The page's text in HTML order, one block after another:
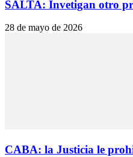
SALTA: Invetigan otro
28 de mayo de 2026
CABA: la Justicia le